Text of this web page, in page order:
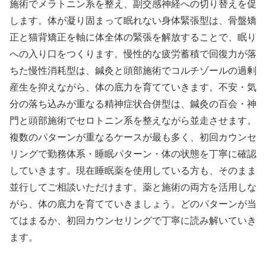
施術でメラトニン系を整え、副交感神経への切り替えを促
します。体が凝り固まって眠れない身体緊張型は、骨盤矯
正と猫背矯正を軸に体全体の緊張を解放することで、眠り
への入り口をつくります。慢性的な疲労蓄積で回復力が落
ちた慢性消耗型は、鍼灸と頭部施術でコルチゾールの過剰
産生を抑えながら、体の底力を育てていきます。不安・気
分の落ち込みが重なる精神症状合併型は、鍼灸の百会・神
門と頭部施術でセロトニン系を整えながら並走させます。
複数のパターンが重なるケースが最も多く、初回カウンセ
リングで勤務体系・睡眠パターン・体の状態を丁寧に確認
していきます。現在睡眠薬を使用している方も、そのまま
並行してご相談いただけます。薬と施術の両方を活用しな
がら、体の底力を育てていきましょう。どのパターンが当
てはまるか、初回カウンセリングで丁寧に読み解いていき
ます。